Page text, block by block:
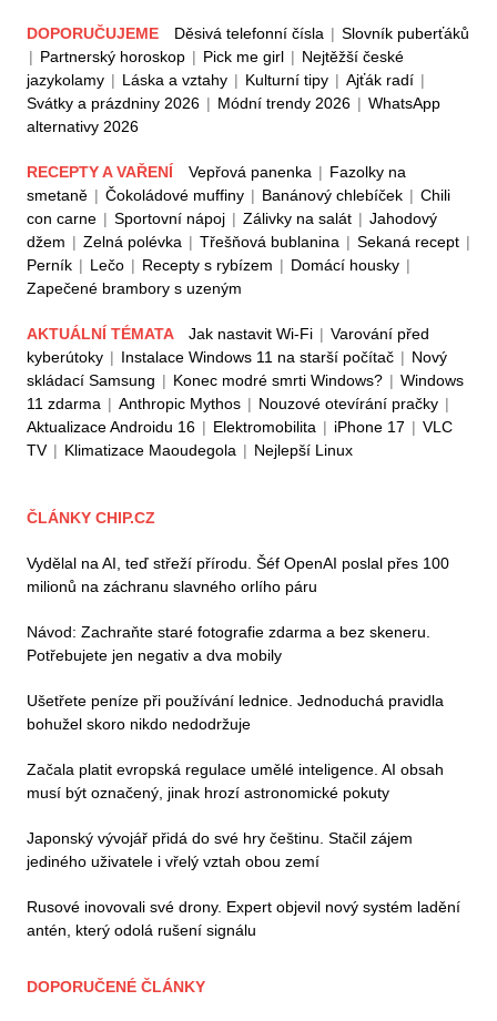
DOPORUČUJEME Děsivá telefonní čísla | Slovník puberťáků
| Partnerský horoskop | Pick me girl | Nejtěžší české
jazykolamy | Láska a vztahy | Kulturní tipy | Ajťák radí |
Svátky a prázdniny 2026 | Módní trendy 2026 | WhatsApp
alternativy 2026
RECEPTY A VAŘENÍ Vepřová panenka | Fazolky na
smetaně | Čokoládové muffiny | Banánový chlebíček | Chili
con carne | Sportovní nápoj | Zálivky na salát | Jahodový
džem | Zelná polévka | Třešňová bublanina | Sekaná recept |
Perník | Lečo | Recepty s rybízem | Domácí housky |
Zapečené brambory s uzeným
AKTUÁLNÍ TÉMATA Jak nastavit Wi-Fi | Varování před
kyberútoky | Instalace Windows 11 na starší počítač | Nový
skládací Samsung | Konec modré smrti Windows? | Windows
11 zdarma | Anthropic Mythos | Nouzové otevírání pračky |
Aktualizace Androidu 16 | Elektromobilita | iPhone 17 | VLC
TV | Klimatizace Maoudegola | Nejlepší Linux
ČLÁNKY CHIP.CZ
Vydělal na AI, teď střeží přírodu. Šéf OpenAI poslal přes 100
milionů na záchranu slavného orlího páru
Návod: Zachraňte staré fotografie zdarma a bez skeneru.
Potřebujete jen negativ a dva mobily
Ušetřete peníze při používání lednice. Jednoduchá pravidla
bohužel skoro nikdo nedodržuje
Začala platit evropská regulace umělé inteligence. AI obsah
musí být označený, jinak hrozí astronomické pokuty
Japonský vývojář přidá do své hry češtinu. Stačil zájem
jediného uživatele i vřelý vztah obou zemí
Rusové inovovali své drony. Expert objevil nový systém ladění
antén, který odolá rušení signálu
DOPORUČENÉ ČLÁNKY